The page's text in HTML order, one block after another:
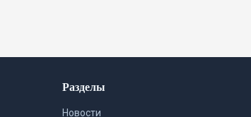
Разделы
Новости